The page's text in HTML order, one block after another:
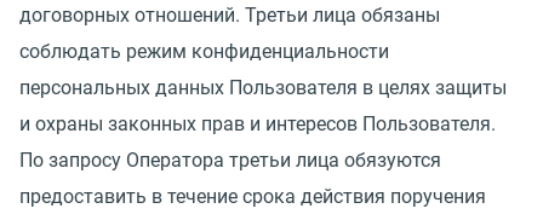
договорных отношений. Третьи лица обязаны
соблюдать режим конфиденциальности
персональных данных Пользователя в целях защиты
и охраны законных прав и интересов Пользователя.
По запросу Оператора третьи лица обязуются
предоставить в течение срока действия поручения